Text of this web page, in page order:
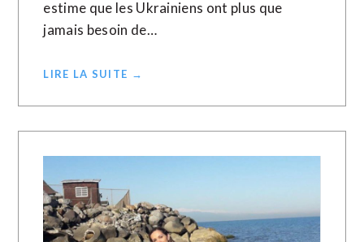
estime que les Ukrainiens ont plus que
jamais besoin de…
LIRE LA SUITE →